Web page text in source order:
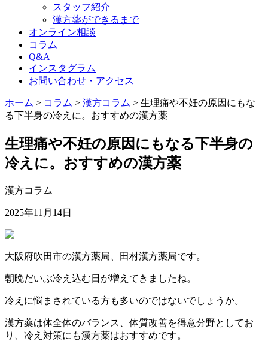
スタッフ紹介
漢方薬ができるまで
オンライン相談
コラム
Q&A
インスタグラム
お問い合わせ・アクセス
ホーム > コラム > 漢方コラム > 生理痛や不妊の原因にもな
る下半身の冷えに。おすすめの漢方薬
生理痛や不妊の原因にもなる下半身の
冷えに。おすすめの漢方薬
漢方コラム
2025年11月14日
大阪府吹田市の漢方薬局、田村漢方薬局です。
朝晩だいぶ冷え込む日が増えてきましたね。
冷えに悩まされている方も多いのではないでしょうか。
漢方薬は体全体のバランス、体質改善を得意分野としてお
り、冷え対策にも漢方薬はおすすめです。